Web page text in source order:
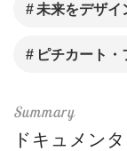
未来をデザイ
ピチカート・
ドキュメン